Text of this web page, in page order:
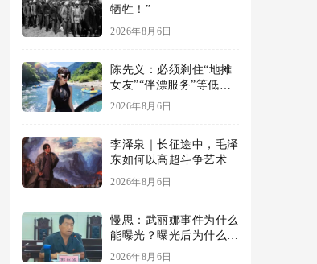
牺牲！”
2026年8月6日
陈先义：必须刹住“地摊
女友”“伴漂服务”等低俗
擦边乱象的蔓延
2026年8月6日
李泽泉｜长征途中，毛泽
东如何以高超斗争艺术开
展党内思想斗争？
2026年8月6日
慢思：武丽娜事件为什么
能曝光？曝光后为什么能
大规模被报道？
2026年8月6日